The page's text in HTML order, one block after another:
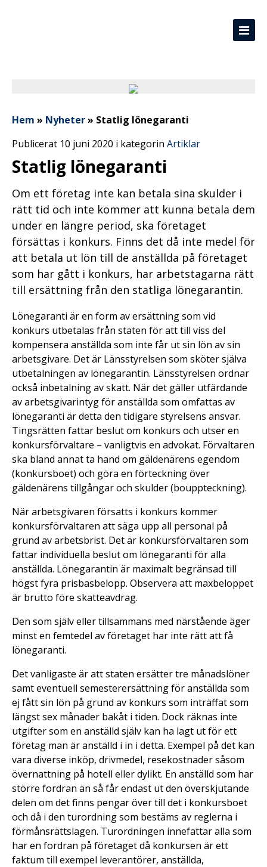
Hem » Nyheter» Statlig lönegaranti
Publicerat 10 juni 2020 i kategorin Artiklar
Statlig lönegaranti
Om ett företag inte kan betala sina skulder i
rätt tid och inte kommer att kunna betala dem
under en längre period, ska företaget
försättas i konkurs. Finns det då inte medel för
att betala ut lön till de anställda på företaget
som har gått i konkurs, har arbetstagarna rätt
till ersättning från den statliga lönegarantin.
Lönegaranti är en form av ersättning som vid
konkurs utbetalas från staten för att till viss del
kompensera anställda som inte får ut sin lön av sin
arbetsgivare. Det är Länsstyrelsen som sköter själva
utbetalningen av lönegarantin. Länsstyrelsen ordnar
också inbetalning av skatt. När det gäller utfärdande
av arbetsgivarintyg för anställda som omfattas av
lönegaranti är detta den tidigare styrelsens ansvar.
Tingsrätten fattar beslut om konkurs och utser en
konkursförvaltare – vanligtvis en advokat. Förvaltaren
ska bland annat ta hand om gäldenärens egendom
(konkursboet) och göra en förteckning över
gäldenärens tillgångar och skulder (bouppteckning).
När arbetsgivaren försatts i konkurs kommer
konkursförvaltaren att säga upp all personal på
grund av arbetsbrist. Det är konkursförvaltaren som
fattar individuella beslut om lönegaranti för alla
anställda. Lönegarantin är maximalt begränsad till
högst fyra prisbasbelopp. Observera att maxbeloppet
är brutto före skatteavdrag.
Den som själv eller tillsammans med närstående äger
minst en femtedel av företaget har inte rätt att få
lönegaranti.
Det vanligaste är att staten ersätter tre månadslöner
samt eventuell semesterersättning för anställda som
ej fått sin lön på grund av konkurs som inträffat som
längst sex månader bakåt i tiden. Dock räknas inte
utgifter som en anställd själv kan ha lagt ut för ett
företag man är anställd i in i detta. Exempel på det kan
vara diverse inköp, drivmedel, resekostnader såsom
övernattning på hotell eller dylikt. En anställd som har
större fordran än så får endast ut den överskjutande
delen om det finns pengar över till det i konkursboet
och då i den turordning som bestäms av reglerna i
förmånsrättslagen. Turordningen innefattar alla som
har en fordran på företaget då konkursen är ett
faktum till exempel leverantörer, anställda,